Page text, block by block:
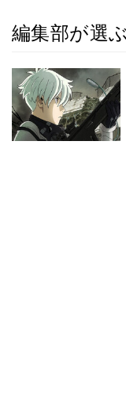
編集部が選